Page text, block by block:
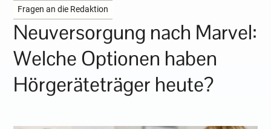
Fragen an die Redaktion
Neuversorgung nach Marvel:
Welche Optionen haben
Hörgeräteträger heute?